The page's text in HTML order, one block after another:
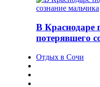
В Краснодаре
потерявшего
Отдых в Сочи